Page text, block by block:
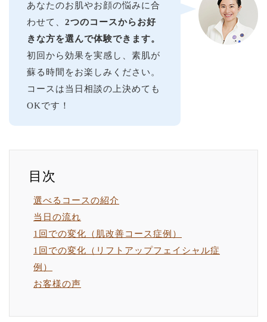
あなたのお肌やお顔の悩みに合
わせて、 2つのコースからお好
きな方を選んで体験できます。
初回から効果を実感し、素肌が
蘇る時間をお楽しみください。
コースは当日相談の上決めても
OKです！
選べるコースの紹介
当日の流れ
1回での変化（肌改善コース症例）
1回での変化（リフトアップフェイシャル症
例）
お客様の声